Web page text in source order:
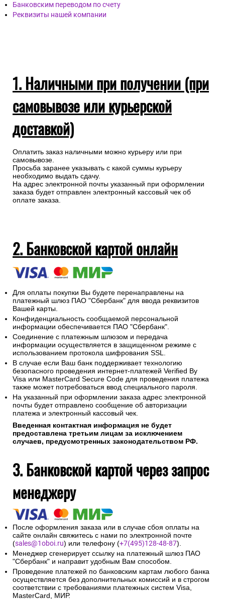
Банковским переводом по счету
Реквизиты нашей компании
1. Наличными при получении (при
самовывозе или курьерской
доставкой)
Оплатить заказ наличными можно курьеру или при
самовывозе.
Просьба заранее указывать с какой суммы курьеру
необходимо выдать сдачу.
На адрес электронной почты указанный при оформлении
заказа будет отправлен электронный кассовый чек об
оплате заказа.
2. Банковской картой онлайн
Для оплаты покупки Вы будете перенаправлены на
платежный шлюз ПАО "Сбербанк" для ввода реквизитов
Вашей карты.
Конфиденциальность сообщаемой персональной
информации обеспечивается ПАО "Сбербанк".
Соединение с платежным шлюзом и передача
информации осуществляется в защищенном режиме с
использованием протокола шифрования SSL.
В случае если Ваш банк поддерживает технологию
безопасного проведения интернет-платежей Verified By
Visa или MasterCard Secure Code для проведения платежа
также может потребоваться ввод специального пароля.
На указанный при оформлении заказа адрес электронной
почты будет отправлено сообщение об авторизации
платежа и электронный кассовый чек.
Введенная контактная информация не будет
предоставлена третьим лицам за исключением
случаев, предусмотренных законодательством РФ.
3. Банковской картой через запрос
менеджеру
После оформления заказа или в случае сбоя оплаты на
сайте онлайн свяжитесь с нами по электронной почте
(sales@1oboi.ru) или телефону (+7(495)128-48-87).
Менеджер сгенерирует ссылку на платежный шлюз ПАО
"Сбербанк" и направит удобным Вам способом.
Проведение платежей по банковским картам любого банка
осуществляется без дополнительных комиссий и в строгом
соответствии с требованиями платежных систем Visa,
MasterCard, МИР.